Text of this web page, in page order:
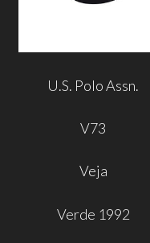
U.S. Polo Assn.
V73
Veja
Verde 1992